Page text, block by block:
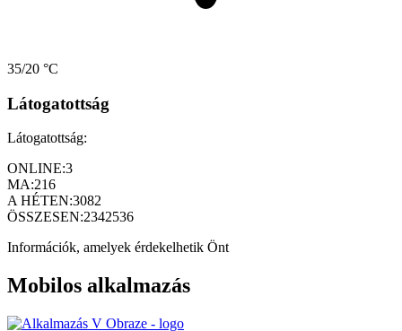
35/20 °C
Látogatottság
Látogatottság:
ONLINE:3
MA:216
A HÉTEN:3082
ÖSSZESEN:2342536
Információk, amelyek érdekelhetik Önt
Mobilos alkalmazás